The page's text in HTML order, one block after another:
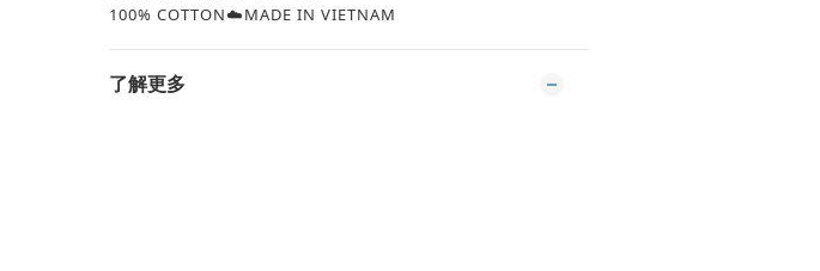
100% COTTON☁️MADE IN VIETNAM
了解更多